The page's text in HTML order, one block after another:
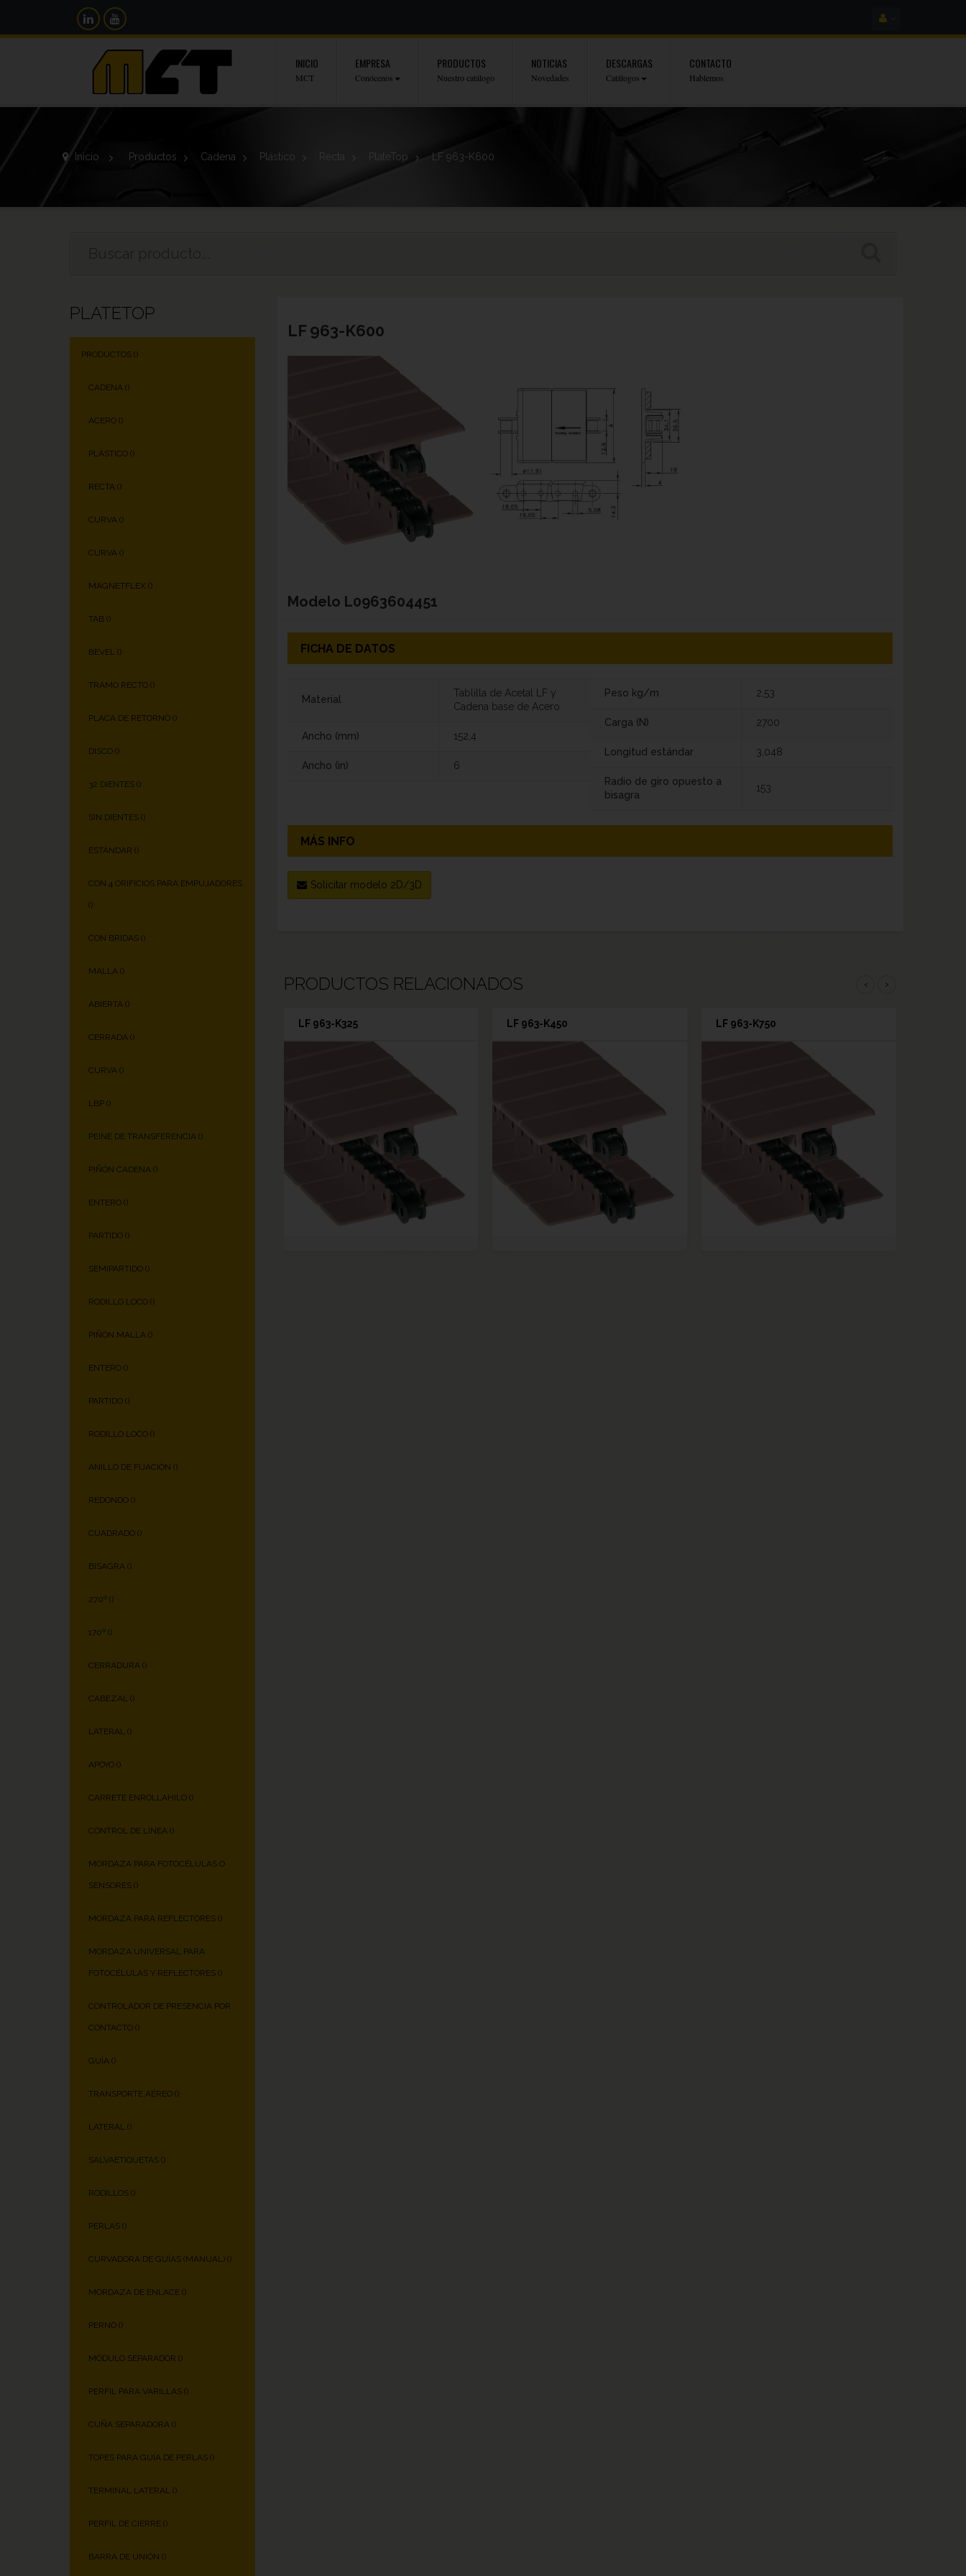
INICIO
MCT
EMPRESA
Conócenos
PRODUCTOS
Nuestro catálogo
NOTICIAS
Novedades
DESCARGAS
Catálogos
CONTACTO
Hablemos
Inicio > Productos > Cadena > Plástico > Recta > PlateTop > LF 963-K600
PLATETOP
PRODUCTOS ()
CADENA ()
ACERO ()
PLÁSTICO ()
RECTA ()
CURVA ()
CURVA ()
MAGNETFLEX ()
TAB ()
BEVEL ()
TRAMO RECTO ()
PLACA DE RETORNO ()
DISCO ()
32 DIENTES ()
SIN DIENTES ()
ESTÁNDAR ()
CON 4 ORIFICIOS PARA EMPUJADORES
()
CON BRIDAS ()
MALLA ()
ABIERTA ()
CERRADA ()
CURVA ()
LBP ()
PEINE DE TRANSFERENCIA ()
PIÑÓN CADENA ()
ENTERO ()
PARTIDO ()
SEMIPARTIDO ()
RODILLO LOCO ()
PIÑÓN MALLA ()
ENTERO ()
PARTIDO ()
RODILLO LOCO ()
ANILLO DE FIJACIÓN ()
REDONDO ()
CUADRADO ()
BISAGRA ()
270º ()
170º ()
CERRADURA ()
CABEZAL ()
LATERAL ()
APOYO ()
CARRETE ENROLLAHILO ()
CONTROL DE LÍNEA ()
MORDAZA PARA FOTOCÉLULAS O
SENSORES ()
MORDAZA PARA REFLECTORES ()
MORDAZA UNIVERSAL PARA
FOTOCÉLULAS Y REFLECTORES ()
CONTROLADOR DE PRESENCIA POR
CONTACTO ()
GUÍA ()
TRANSPORTE AÉREO ()
LATERAL ()
SALVAETIQUETAS ()
RODILLOS ()
PERLAS ()
CURVADORA DE GUÍAS (MANUAL) ()
MORDAZA DE ENLACE ()
PERNO ()
MÓDULO SEPARADOR ()
PERFIL PARA VARILLAS ()
CUÑA SEPARADORA ()
TOPES PARA GUÍA DE PERLAS ()
TERMINAL LATERAL ()
PERFIL DE CIERRE ()
BARRA DE UNIÓN ()
LF 963-K600
Modelo L0963604451
FICHA DE DATOS
Material
Tablilla de Acetal LF y
Cadena base de Acero
Ancho (mm) 152,4
Ancho (in) 6
Peso kg/m 2,53
Carga (N) 2700
Longitud estándar 3,048
Radio de giro opuesto a
bisagra
153
MÁS INFO
Solicitar modelo 2D/3D
PRODUCTOS RELACIONADOS ‹ ›
LF 963-K325 LF 963-K450 LF 963-K750